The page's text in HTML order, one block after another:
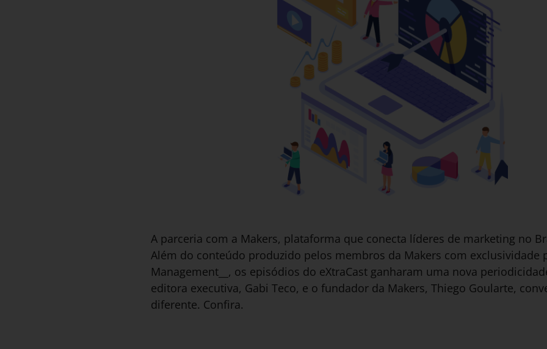
A parceria com a Makers, plataforma que conecta líderes de marketing no
Além do conteúdo produzido pelos membros da Makers com exclusividade
Management__, os episódios do eXtraCast ganharam uma nova
editora executiva, Gabi Teco, e o fundador da Makers, Thiego Goularte,
diferente. Confira.